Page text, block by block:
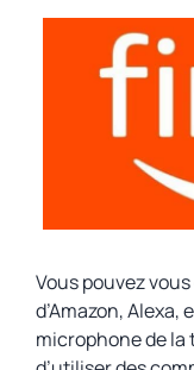
Vous pouvez
d’Amazon,
microphone de la